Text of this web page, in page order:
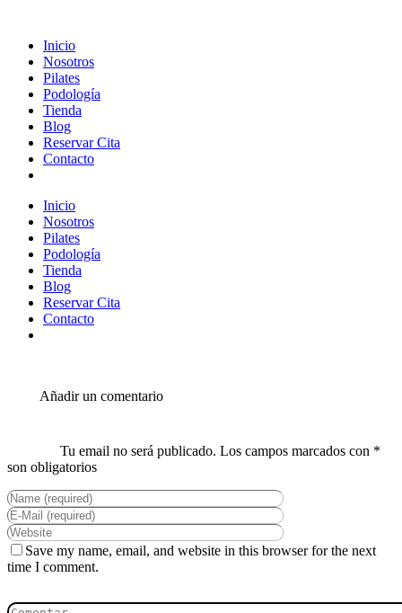
Inicio
Nosotros
Pilates
Podología
Tienda
Blog
Reservar Cita
Contacto
Inicio
Nosotros
Pilates
Podología
Tienda
Blog
Reservar Cita
Contacto
Save my name, email, and website in this browser for the next
time I comment.